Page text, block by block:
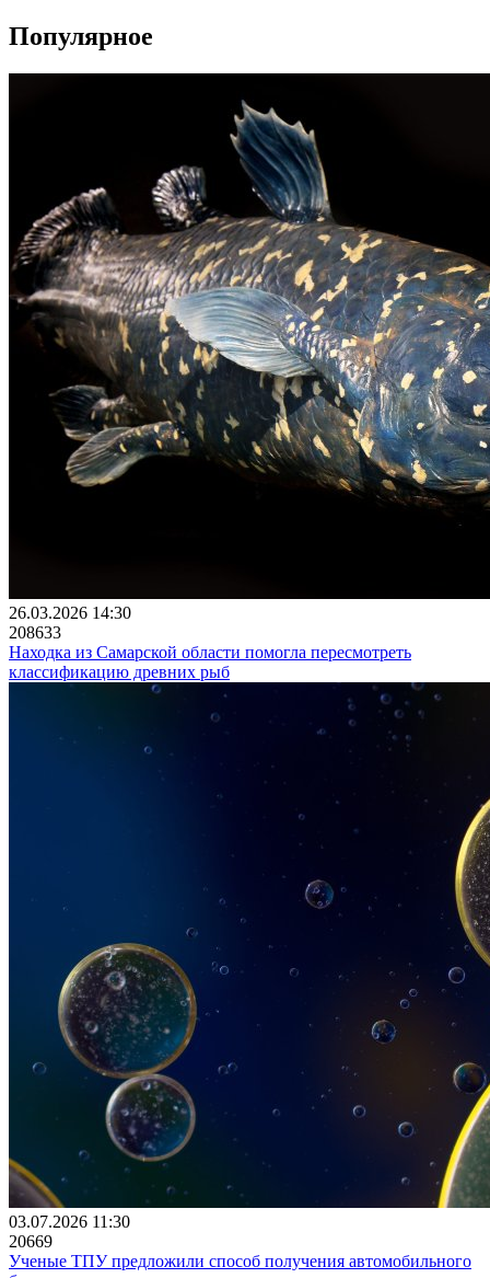
Популярное
26.03.2026 14:30
208633
Находка из Самарской области помогла пересмотреть
классификацию древних рыб
03.07.2026 11:30
20669
Ученые ТПУ предложили способ получения автомобильного